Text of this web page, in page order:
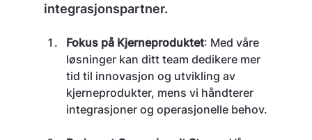
integrasjonspartner.
Fokus på Kjerneproduktet: Med våre
løsninger kan ditt team dedikere mer
tid til innovasjon og utvikling av
kjerneprodukter, mens vi håndterer
integrasjoner og operasjonelle behov.